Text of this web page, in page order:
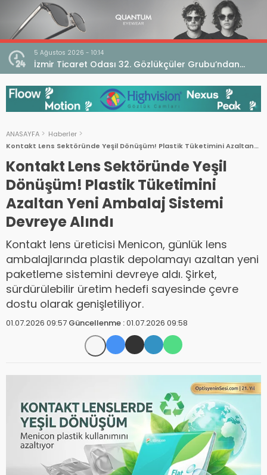
5 Ağustos 2026 - 10:14
İzmir Ticaret Odası 32. Gözlükçüler Grubu’ndan
TEBD II DigitaliSME Dijital Dönüşüm Projesi açıklaması
ANASAYFA
Haberler
Kontakt Lens Sektöründe Yeşil Dönüşüm! Plastik Tüketimini Azaltan
Yeni Ambalaj Sistemi Devreye Alındı
Kontakt Lens Sektöründe Yeşil
Dönüşüm! Plastik Tüketimini
Azaltan Yeni Ambalaj Sistemi
Devreye Alındı
Kontakt lens üreticisi Menicon, günlük lens
ambalajlarında plastik depolamayı azaltan yeni
paketleme sistemini devreye aldı. Şirket,
sürdürülebilir üretim hedefi sayesinde çevre
dostu olarak genişletiliyor.
01.07.2026 09:57 Güncellenme :01.07.2026 09:58